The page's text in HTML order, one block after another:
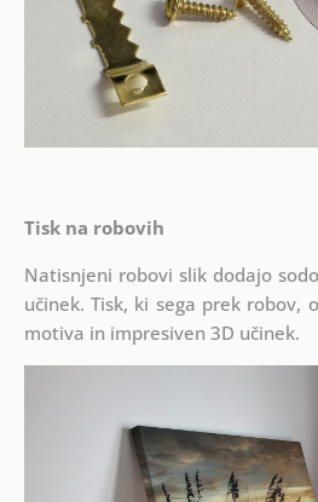
Tisk na robovih
Natisnjeni robovi slik dodajo
učinek. Tisk, ki sega prek robov,
motiva in impresiven 3D učinek.